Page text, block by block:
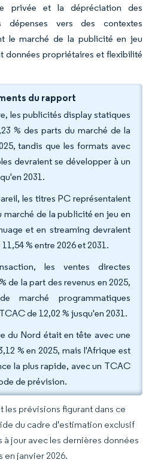
privée et la dépréciation des
dépenses vers des contextes
le marché de la publicité en jeu
données propriétaires et flexibilité
du rapport
les publicités display statiques
% des parts du marché de la
tandis que les formats avec
devraient se développer à un
2031.
les titres PC représentaient
marché de la publicité en jeu en
et en streaming devraient
% entre 2026 et 2031.
les ventes directes
de la part des revenus en 2025,
marché programmatiques
de 12,02 % jusqu'en 2031.
du Nord était en tête avec une
% en 2025, mais l'Afrique est
la plus rapide, avec un TCAC
de prévision.
les prévisions figurant dans ce
du cadre d'estimation exclusif
jour avec les dernières données
janvier 2026.